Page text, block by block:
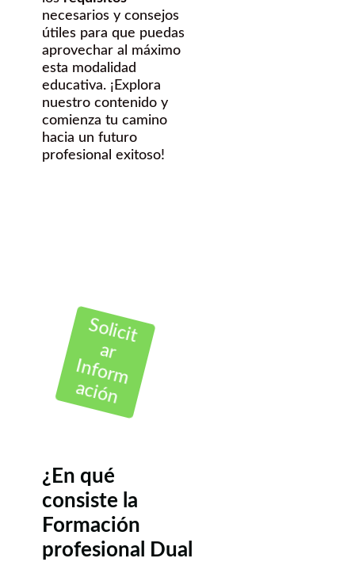
necesarios y consejos
útiles para que puedas
aprovechar al máximo
esta modalidad
educativa. ¡Explora
nuestro contenido y
comienza tu camino
hacia un futuro
profesional exitoso!
Solicit
ar
Inform
ación
¿En qué
consiste la
Formación
profesional Dual